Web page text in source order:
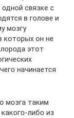
связке с
в голове и
мозгу
которых он не
этот
начинается
мозга таким
либо из